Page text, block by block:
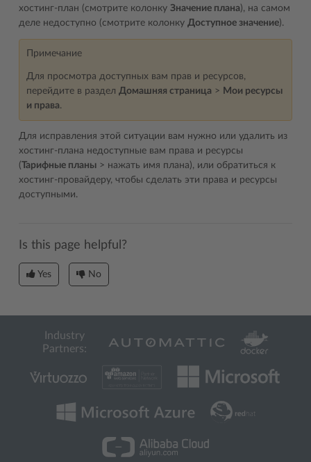
хостинг-план (смотрите колонку Значение плана), на самом
деле недоступно (смотрите колонку Доступное значение).
Примечание
Для просмотра доступных вам прав и ресурсов,
перейдите в раздел Домашняя страница > Мои ресурсы
и права.
Для исправления этой ситуации вам нужно или удалить из
хостинг-плана недоступные вам права и ресурсы
(Тарифные планы > нажать имя плана), или обратиться к
хостинг-провайдеру, чтобы сделать эти права и ресурсы
доступными.
Is this page helpful?
Yes No
Industry
Partners: